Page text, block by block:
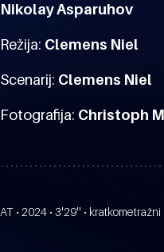
Nikolay Asparuhov
Režija: Clemens Niel
Scenarij: Clemens Niel
Fotografija: Christoph
AT • 2024 • 3'29'' • kratkometražni